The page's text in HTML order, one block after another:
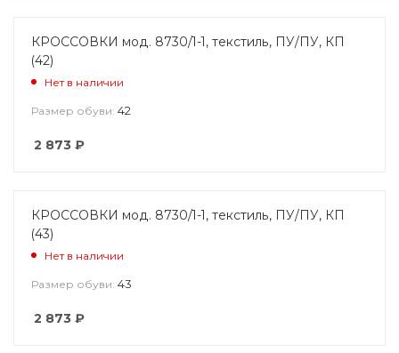
КРОССОВКИ мод. 8730/1-1, текстиль, ПУ/ПУ, КП
(42)
Нет в наличии
Размер обуви: 42
2 873 ₽
КРОССОВКИ мод. 8730/1-1, текстиль, ПУ/ПУ, КП
(43)
Нет в наличии
Размер обуви: 43
2 873 ₽